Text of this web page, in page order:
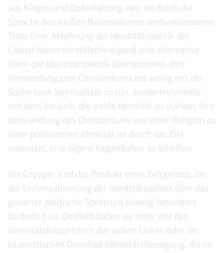
aus Klagen und Opferhaltung, den sie durch die
Sprache des weißen Nationalismus umfunktionieren.
Trotz ihrer Ablehnung der Identitätspolitik der
Linken haben sie stillschweigend eine alternative
Form der Identitätspolitik übernommen. Ihre
Hinwendung zum Christentums hat wenig mit der
Suche nach Spiritualität zu tun, sondern vielmehr
mit dem Versuch, die weiße Identität zu stärken. Ihre
Umwandlung des Christentums von einer Religion zu
einer politisierten Identität ist durch das Ziel
motiviert, eine eigene Gegenkultur zu schaffen.
Die Groyper sind das Produkt eines Zeitgeistes, der
der Universalisierung der Identitätspolitik über das
gesamte politische Spektrum hinweg besonders
förderlich ist. Deshalb haben sie mehr mit den
Identitätskreuzrittern der woken Linken oder der
islamistischen Dschihad-Identitätsbewegung, die im